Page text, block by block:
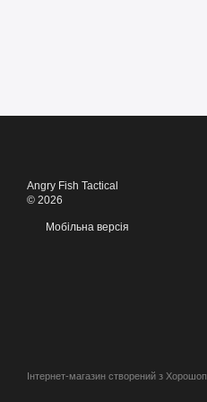
Angry Fish Tactical
© 2026
Мобільна версія
Інтернет-магазин створений з Хорошоп